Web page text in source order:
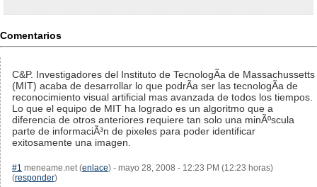
Comentarios
C&P. Investigadores del Instituto de TecnologÃ­a de Massachussetts
(MIT) acaba de desarrollar lo que podrÃ­a ser las tecnologÃ­a de
reconocimiento visual artificial mas avanzada de todos los tiempos.
Lo que el equipo de MIT ha logrado es un algoritmo que a
diferencia de otros anteriores requiere tan solo una minÃºscula
parte de informaciÃ³n de pixeles para poder identificar
exitosamente una imagen.
#1 meneame.net (enlace) - mayo 28, 2008 - 12:23 PM (12:23 horas)
(responder)